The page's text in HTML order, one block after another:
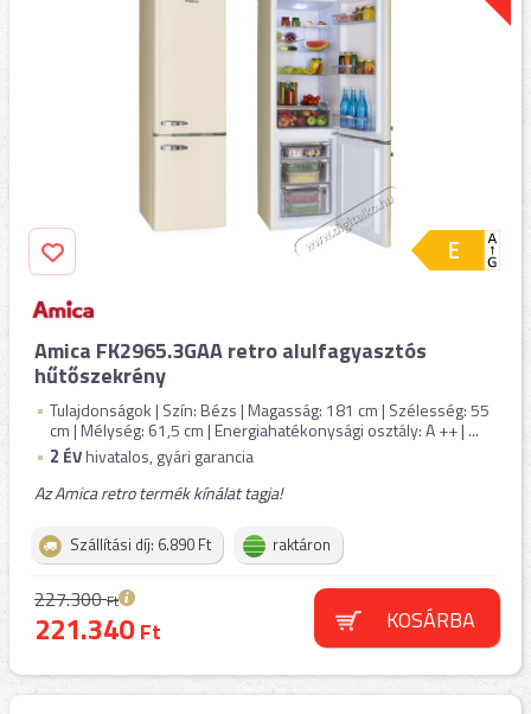
Amica FK2965.3GAA retro alulfagyasztós
hűtőszekrény
Tulajdonságok | Szín: Bézs | Magasság: 181 cm | Szélesség: 55
cm | Mélység: 61,5 cm | Energiahatékonysági osztály: A ++ | ...
2 ÉVhivatalos, gyári garancia
Az Amica retro termék kínálat tagja!
Szállítási díj: 6.890 Ft raktáron
227.300Ft
221.340Ft KOSÁRBA